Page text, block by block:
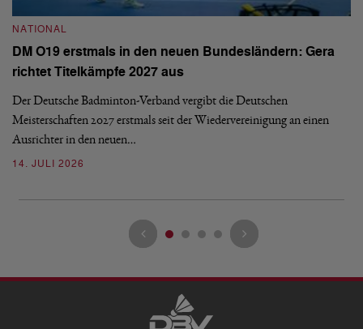
NATIONAL
DM O19 erstmals in den neuen Bundesländern: Gera
richtet Titelkämpfe 2027 aus
Der Deutsche Badminton-Verband vergibt die Deutschen
Meisterschaften 2027 erstmals seit der Wiedervereinigung an einen
Ausrichter in den neuen…
14. JULI 2026